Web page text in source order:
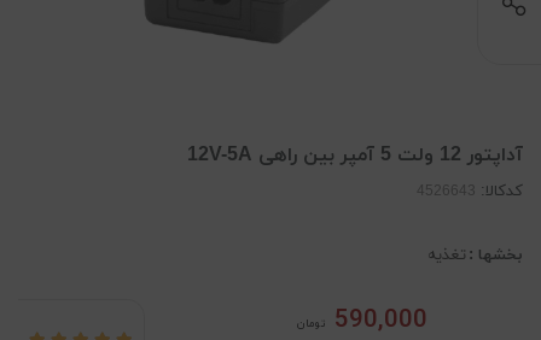
آداپتور 12 ولت 5 آمپر بین راهی 12V-5A
کدکالا:
بخشها : تغذیه
590,000 تومان